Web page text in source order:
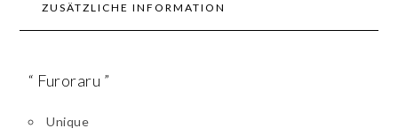
ZUSÄTZLICHE INFORMATION
“ Furoraru ”
Unique